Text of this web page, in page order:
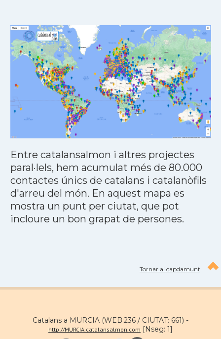
Entre catalansalmon i altres projectes
paral·lels, hem acumulat més de 80.000
contactes únics de catalans i catalanòfils
d'arreu del món. En aquest mapa es
mostra un punt per ciutat, que pot
incloure un bon grapat de persones.
Tornar al capdamunt
Catalans a MURCIA (WEB:236 / CIUTAT: 661) -
http://MURCIA.catalansalmon.com [Nseg: 1]